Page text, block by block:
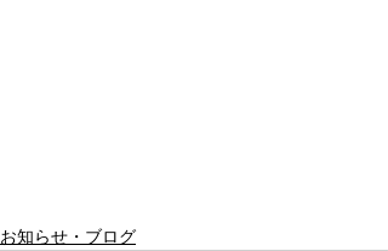
お知らせ・ブログ